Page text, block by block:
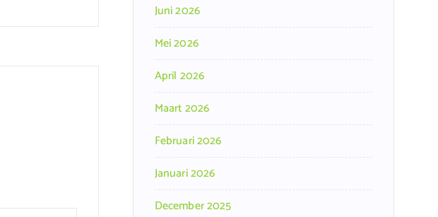
Juni 2026
Mei 2026
April 2026
Maart 2026
Februari 2026
Januari 2026
December 2025